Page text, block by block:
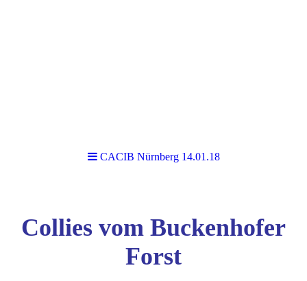
CACIB Nürnberg 14.01.18
Collies vom Buckenhofer
Forst